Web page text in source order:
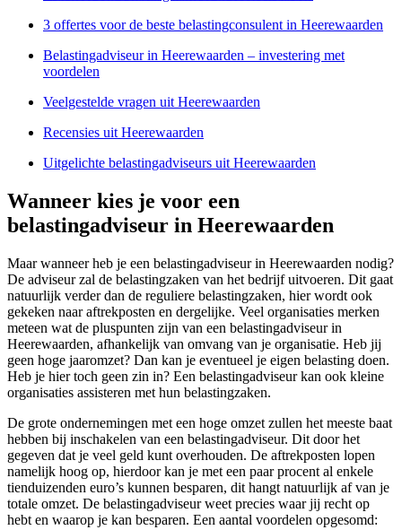
3 offertes voor de beste belastingconsulent in Heerewaarden
Belastingadviseur in Heerewaarden – investering met
voordelen
Veelgestelde vragen uit Heerewaarden
Recensies uit Heerewaarden
Uitgelichte belastingadviseurs uit Heerewaarden
Wanneer kies je voor een
belastingadviseur in Heerewaarden
Maar wanneer heb je een belastingadviseur in Heerewaarden nodig?
De adviseur zal de belastingzaken van het bedrijf uitvoeren. Dit gaat
natuurlijk verder dan de reguliere belastingzaken, hier wordt ook
gekeken naar aftrekposten en dergelijke. Veel organisaties merken
meteen wat de pluspunten zijn van een belastingadviseur in
Heerewaarden, afhankelijk van omvang van je organisatie. Heb jij
geen hoge jaaromzet? Dan kan je eventueel je eigen belasting doen.
Heb je hier toch geen zin in? Een belastingadviseur kan ook kleine
organisaties assisteren met hun belastingzaken.
De grote ondernemingen met een hoge omzet zullen het meeste baat
hebben bij inschakelen van een belastingadviseur. Dit door het
gegeven dat je veel geld kunt overhouden. De aftrekposten lopen
namelijk hoog op, hierdoor kan je met een paar procent al enkele
tienduizenden euro’s kunnen besparen, dit hangt natuurlijk af van je
totale omzet. De belastingadviseur weet precies waar jij recht op
hebt en waarop je kan besparen. Een aantal voordelen opgesomd: